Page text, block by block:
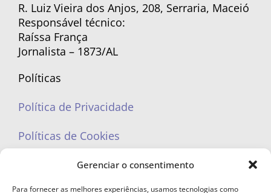
Gerenciar o consentimento
Para fornecer as melhores experiências, usamos tecnologias como
R. Luiz Vieira dos Anjos, 208, Serraria, Maceió
Responsável técnico:
Raíssa França
Jornalista – 1873/AL
Políticas
Política de Privacidade
Políticas de Cookies